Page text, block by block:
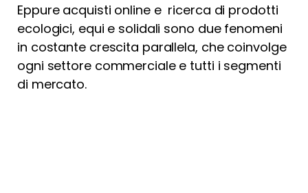
Eppure acquisti online e ricerca di prodotti
ecologici, equi e solidali sono due fenomeni
in costante crescita parallela, che coinvolge
ogni settore commerciale e tutti i segmenti
di mercato.